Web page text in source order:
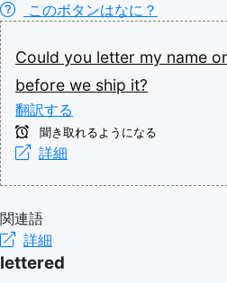
このボタンはなに？
Could you letter my name
before we ship it?
翻訳する
聞き取れるようになる
詳細
関連語
詳細
lettered